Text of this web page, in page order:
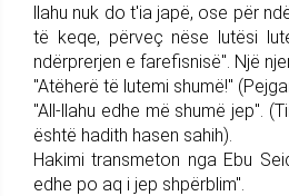
llahu nuk do t'ia japë, ose për
të keqe, përveç nëse lutësi
ndërprerjen e fare­fisnisë". Një
"Atëherë të lutemi shumë!"
"All-llahu edhe më shumë jep".
është hadith hasen sahih).
Hakimi trans­me­ton nga Ebu
edhe po aq i jep shpërblim".